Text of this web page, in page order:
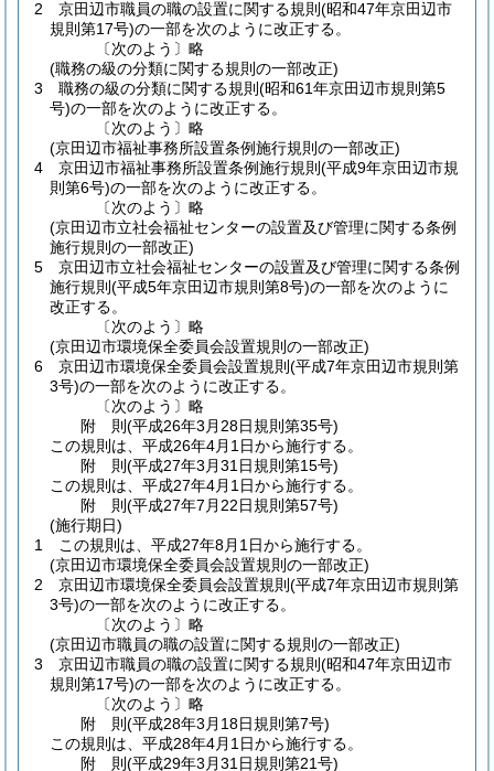
2
京田辺市職員の職の設置に関する規則 (昭和47年京田辺市
規則第17号)の一部を次のように改正する。
〔次のよう〕略
(職務の級の分類に関する規則の一部改正)
3
職務の級の分類に関する規則 (昭和61年京田辺市規則第5
号)の一部を次のように改正する。
〔次のよう〕略
(京田辺市福祉事務所設置条例施行規則の一部改正)
4
京田辺市福祉事務所設置条例施行規則 (平成9年京田辺市規
則第6号)の一部を次のように改正する。
〔次のよう〕略
(京田辺市立社会福祉センターの設置及び管理に関する条例
施行規則の一部改正)
5
京田辺市立社会福祉センターの設置及び管理に関する条例
施行規則 (平成5年京田辺市規則第8号)の一部を次のように
改正する。
〔次のよう〕略
(京田辺市環境保全委員会設置規則の一部改正)
6
京田辺市環境保全委員会設置規則 (平成7年京田辺市規則第
3号)の一部を次のように改正する。
〔次のよう〕略
附 則(平成26年3月28日規則第35号)
この規則は、平成26年4月1日から施行する。
附 則(平成27年3月31日規則第15号)
この規則は、平成27年4月1日から施行する。
附 則(平成27年7月22日規則第57号)
(施行期日)
1
この規則は、平成27年8月1日から施行する。
(京田辺市環境保全委員会設置規則の一部改正)
2
京田辺市環境保全委員会設置規則 (平成7年京田辺市規則第
3号)の一部を次のように改正する。
〔次のよう〕略
(京田辺市職員の職の設置に関する規則の一部改正)
3
京田辺市職員の職の設置に関する規則 (昭和47年京田辺市
規則第17号)の一部を次のように改正する。
〔次のよう〕略
附 則(平成28年3月18日規則第7号)
この規則は、平成28年4月1日から施行する。
附 則(平成29年3月31日規則第21号)